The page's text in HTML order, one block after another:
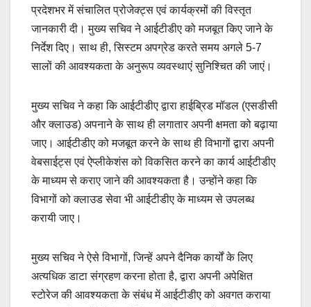
प्रदेशभर में संचालित प्रोजेक्ट्स एवं कार्यक्रमों की विस्तृत
जानकारी दी। मुख्य सचिव ने आईटीडीए को मजबूत किए जाने के
निर्देश दिए। साथ ही, सिस्टम अपग्रेड करते समय अगले 5-7
सालों की आवश्यकता के अनुरूप व्यवस्थाएं सुनिश्चित की जाएं।
मुख्य सचिव ने कहा कि आईटीडीए द्वारा हाईब्रिड मॉडल (एसडीसी
और क्लाउड) अपनाने के साथ ही लगातार अपनी क्षमता को बढ़ाया
जाए। आईटीडीए को मजबूत करने के साथ ही विभागों द्वारा अपनी
वेबसाईट्स एवं ऐप्लीकेशंस को विकसित करने का कार्य आईटीडीए
के माध्यम से कराए जाने की आवश्यकता है। उन्होंने कहा कि
विभागों को क्लाउड सेवा भी आईटीडीए के माध्यम से उपलब्ध
करायी जाए।
मुख्य सचिव ने ऐसे विभागों, जिन्हें अपने दैनिक कार्यों के लिए
अत्यधिक डाटा संग्रहण करना होता है, द्वारा अपनी अपेक्षित
स्टोरेज की आवश्यकता के संबंध में आईटीडीए को अवगत कराया